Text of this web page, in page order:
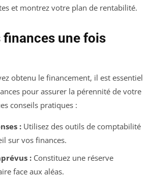
et montrez votre plan de rentabilité.
finances une fois
obtenu le financement, il est essentiel
pour assurer la pérennité de votre
conseils pratiques :
:Utilisez des outils de comptabilité
sur vos finances.
:Constituez une réserve
face aux aléas.